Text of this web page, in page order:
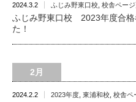
2024.3.2 ふじみ野東口校 校舎ペー
ふじみ野東口校 2023年度合格
た！
2月
2024.2.2 2023年度 東浦和校 校舎ペ